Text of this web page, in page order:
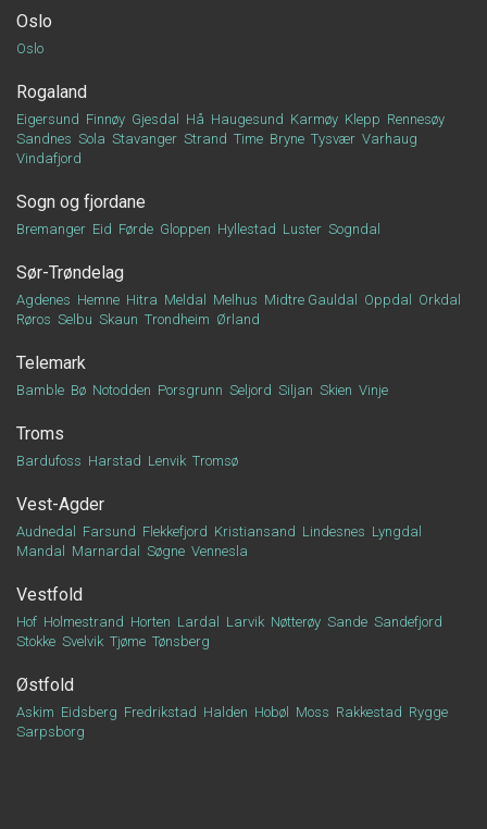
Oslo
Oslo
Rogaland
Eigersund Finnøy Gjesdal Hå Haugesund Karmøy Klepp Rennesøy
Sandnes Sola Stavanger Strand Time Bryne Tysvær Varhaug
Vindafjord
Sogn og fjordane
Bremanger Eid Førde Gloppen Hyllestad Luster Sogndal
Sør-Trøndelag
Agdenes Hemne Hitra Meldal Melhus Midtre Gauldal Oppdal
Orkdal
Røros Selbu Skaun Trondheim Ørland
Telemark
Bamble Bø Notodden Porsgrunn Seljord Siljan Skien Vinje
Troms
Bardufoss Harstad Lenvik Tromsø
Vest-Agder
Audnedal Farsund Flekkefjord Kristiansand Lindesnes Lyngdal
Mandal
Marnardal Søgne Vennesla
Vestfold
Hof Holmestrand Horten Lardal Larvik Nøtterøy Sande Sandefjord
Stokke Svelvik Tjøme Tønsberg
Østfold
Askim Eidsberg Fredrikstad Halden Hobøl Moss Rakkestad Rygge
Sarpsborg